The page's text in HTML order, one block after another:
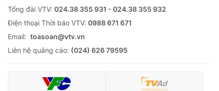
Tổng đài VTV: 024.38 355 931 - 024.38 355 932
Ðiện thoại Thời báo VTV: 0988 671 671
Email: toasoan@vtv.vn
Liên hệ quảng cáo: (024) 626 79595